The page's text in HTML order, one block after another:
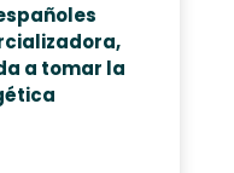
a tomar la